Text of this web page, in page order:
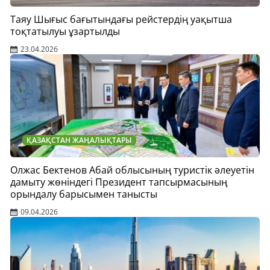
Таяу Шығыс бағытындағы рейстердің уақытша
тоқтатылуы ұзартылды
23.04.2026
ҚАЗАҚСТАН ЖАҢАЛЫҚТАРЫ
Олжас Бектенов Абай облысының туристік әлеуетін
дамыту жөніндегі Президент тапсырмасының
орындалу барысымен танысты
09.04.2026